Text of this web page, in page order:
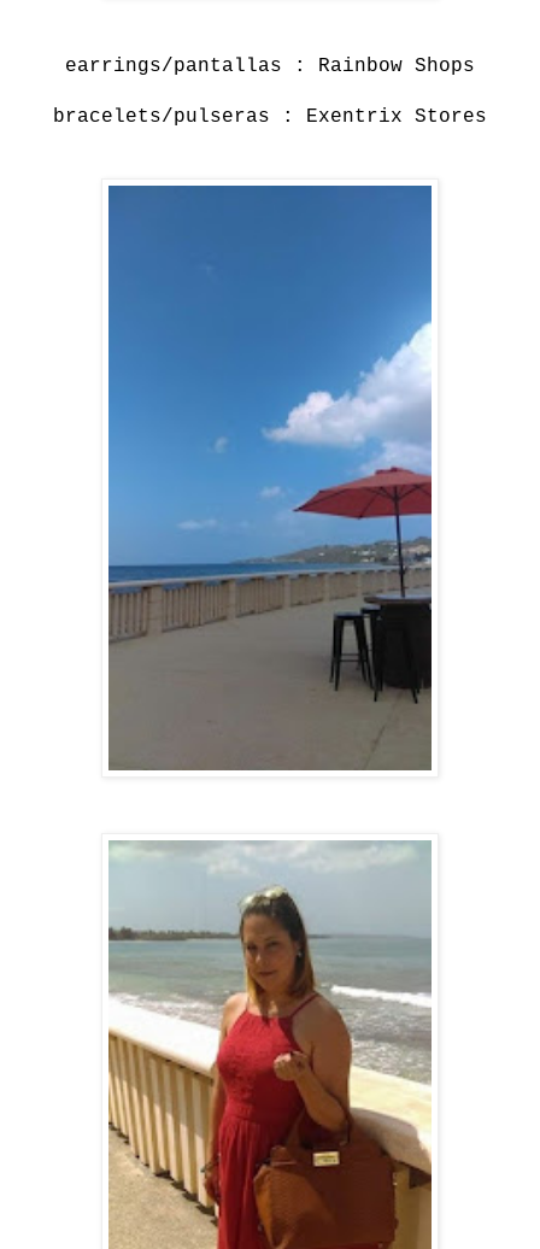
earrings/pantallas : Rainbow Shops
bracelets/pulseras : Exentrix Stores